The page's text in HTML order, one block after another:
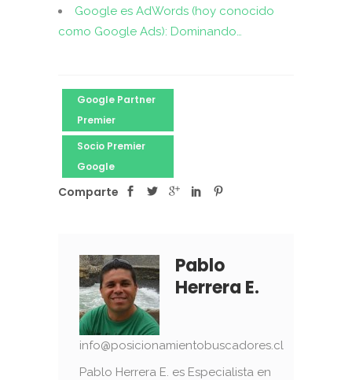
Google es AdWords (hoy conocido
como Google Ads): Dominando…
Google Partner
Premier
Socio Premier
Google
Comparte
Pablo
Herrera E.
info@posicionamientobuscadores.cl
Pablo Herrera E. es Especialista en